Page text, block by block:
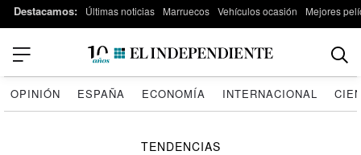
Destacamos: Últimas noticias Marruecos Vehículos ocasión Mejores
OPINIÓN ESPAÑA ECONOMÍA INTERNACIONAL
TENDENCIAS